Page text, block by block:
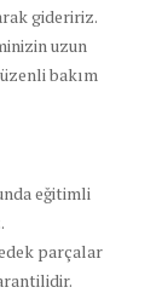
gideririz.
uzun
bakım
eğitimli
parçalar